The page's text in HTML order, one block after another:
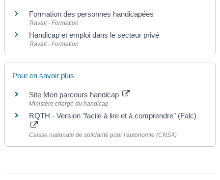
Formation des personnes handicapées
Travail - Formation
Handicap et emploi dans le secteur privé
Travail - Formation
Pour en savoir plus
Site Mon parcours handicap
Ministère chargé du handicap
RQTH - Version "facile à lire et à comprendre" (Falc)
Caisse nationale de solidarité pour l'autonomie (CNSA)